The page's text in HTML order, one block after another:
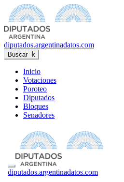
diputados.argentinadatos.com
Buscar k
Inicio
Votaciones
Poroteo
Diputados
Bloques
Senadores
diputados.argentinadatos.com